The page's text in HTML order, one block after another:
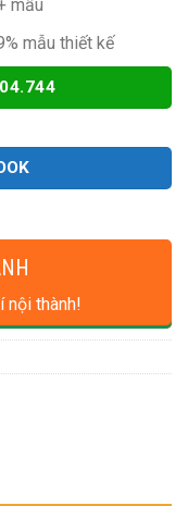
mẫu
mẫu thiết kế
nội thành!